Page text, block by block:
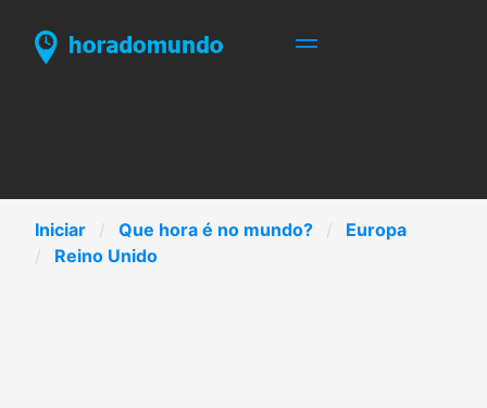
Iniciar Que hora é no mundo?
Europa
Reino Unido